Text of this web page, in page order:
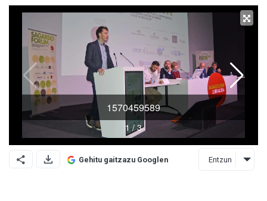
Gehitu gaitzazu Googlen Entzun